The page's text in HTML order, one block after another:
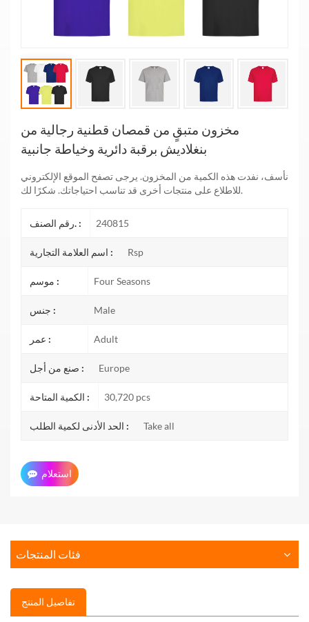
مخزون متبقٍ من قمصان قطنية رجالية من
بنغلاديش برقبة دائرية وخياطة جانبية
نأسف، نفدت هذه الكمية من المخزون. يرجى تصفح الموقع الإلكتروني
للاطلاع على منتجات أخرى قد تناسب احتياجاتك. شكرًا لك.
رقم الصنف. : 240815
اسم العلامة التجارية : Rsp
موسم : Four Seasons
جنس : Male
عمر : Adult
صنع من أجل : Europe
الكمية المتاحة : 30,720 pcs
الحد الأدنى لكمية الطلب : Take all
استعلام
فئات المنتجات
تفاصيل المنتج